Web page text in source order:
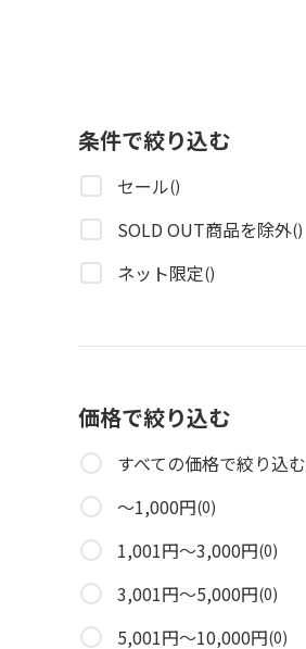
条件で絞り込む
セール()
SOLD OUT商品を除外()
ネット限定()
価格で絞り込む
すべての価格で絞り込む
～1,000円(0)
1,001円～3,000円(0)
3,001円～5,000円(0)
5,001円～10,000円(0)